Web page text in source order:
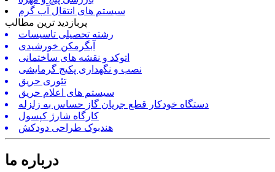
سیستم های انتقال آب گرم
پربازدید ترین مطالب
رشته تحصیلی تاسیسات
آبگرمکن خورشیدی
اتوکد و نقشه های ساختمانی
نصب و نگهداری پکیج گرمایشی
تئوری حریق
سیستم های اعلام حریق
دستگاه خودکار قطع جریان گاز حساس به زلزله
کارگاه شارژ کپسول
هندبوک طراحی دودکش
درباره ما